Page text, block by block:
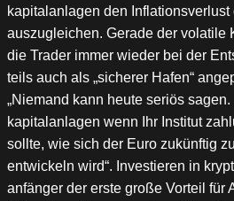
kapitalanlagen den Inflationsverlust
auszugleichen. Gerade der volatile
die Trader immer wieder bei der
teils auch als „sicherer Hafen“
„Niemand kann heute seriös
kapitalanlagen wenn Ihr Institut
sollte, wie sich der Euro zukünftig
entwickeln wird“. Investieren in
anfänger der erste große Vorteil für